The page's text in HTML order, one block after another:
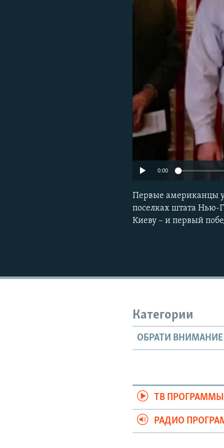
0:00
Первые американцы
поселках штата Нью-
Киеву – и первый
Категории
ОБРАТИ ВНИМАНИЕ
ТВ ПРОГРАММЫ
РАДИО